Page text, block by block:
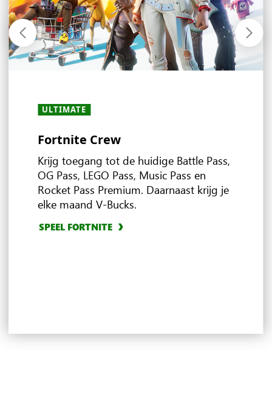
ULTIMATE
Fortnite Crew
Krijg toegang tot de huidige Battle Pass,
OG Pass, LEGO Pass, Music Pass en
Rocket Pass Premium. Daarnaast krijg je
elke maand V-Bucks.
SPEEL FORTNITE
ULTIMATE
Ervaar de wereld van EA
ONTDEK EA PLAY
ULTIMATE
Ubisoft+ Classics
VERKEN UBISOFT+ CLASSICS
ULTIMATE
Stream en speel waar je ook
bent
ALLE LIDMAATSCHAPPEN
In-game voordelen
VERKEN IN-GAME VOORDELEN
ALLE LIDMAATSCHAPPEN
Verdien meer beloningen met
XBOX Game Pass
Ultimate
ULTIMATE
Multiplayer games
BLADER DOOR MULTIPLAYER GAMES
ALLE LIDMAATSCHAPPEN
Aanbiedingen en kortingen
ONTDEK AANBIEDINGEN